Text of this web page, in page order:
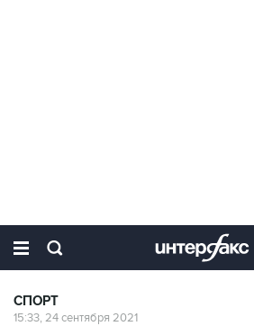
СПОРТ
15:33, 24 сентября 2021